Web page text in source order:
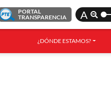
PORTAL
TRANSPARENCIA
A
¿DÓNDE ESTAMOS?